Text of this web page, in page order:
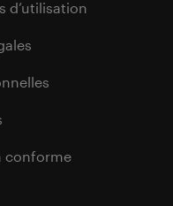
d’utilisation
conforme